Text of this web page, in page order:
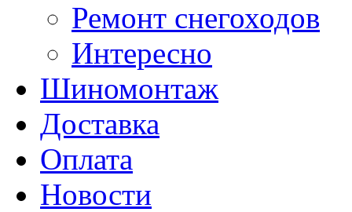
Ремонт снегоходов
Интересно
Шиномонтаж
Доставка
Оплата
Новости